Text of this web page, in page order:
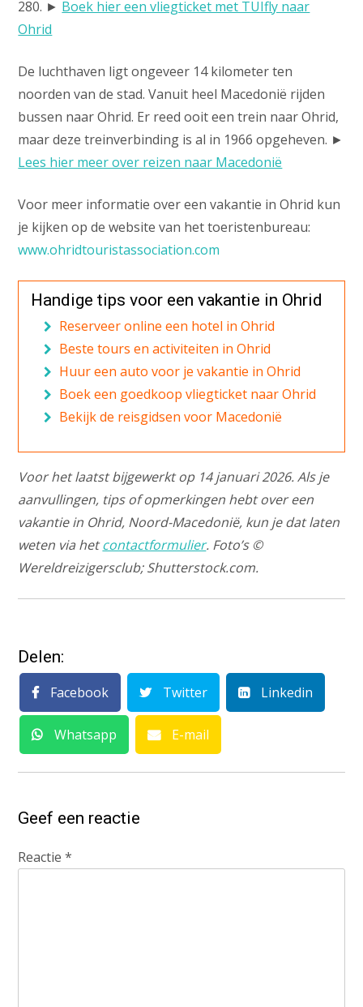
280. ► Boek hier een vliegticket met TUIfly naar
Ohrid
De luchthaven ligt ongeveer 14 kilometer ten
noorden van de stad. Vanuit heel Macedonië rijden
bussen naar Ohrid. Er reed ooit een trein naar Ohrid,
maar deze treinverbinding is al in 1966 opgeheven. ►
Lees hier meer over reizen naar Macedonië
Voor meer informatie over een vakantie in Ohrid kun
je kijken op de website van het toeristenbureau:
www.ohridtouristassociation.com
Handige tips voor een vakantie in Ohrid
Reserveer online een hotel in Ohrid
Beste tours en activiteiten in Ohrid
Huur een auto voor je vakantie in Ohrid
Boek een goedkoop vliegticket naar Ohrid
Bekijk de reisgidsen voor Macedonië
Voor het laatst bijgewerkt op 14 januari 2026. Als je
aanvullingen, tips of opmerkingen hebt over een
vakantie in Ohrid, Noord-Macedonië, kun je dat laten
weten via hetcontactformulier. Foto’s ©
Wereldreizigersclub; Shutterstock.com.
Delen:
Facebook Twitter Linkedin
Whatsapp E-mail
Geef een reactie
Reactie*